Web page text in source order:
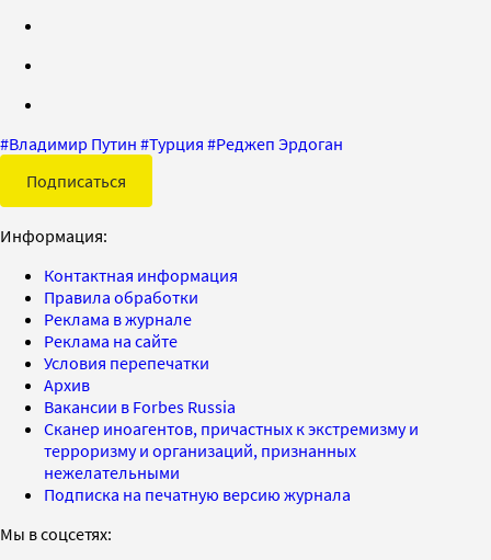
#Владимир Путин #Турция #Реджеп Эрдоган
Подписаться
Информация:
Контактная информация
Правила обработки
Реклама в журнале
Реклама на сайте
Условия перепечатки
Архив
Вакансии в Forbes Russia
Сканер иноагентов, причастных к экстремизму и
терроризму и организаций, признанных
нежелательными
Подписка на печатную версию журнала
Мы в соцсетях: